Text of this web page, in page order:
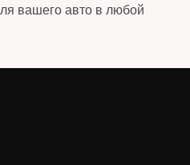
вашего авто в любой